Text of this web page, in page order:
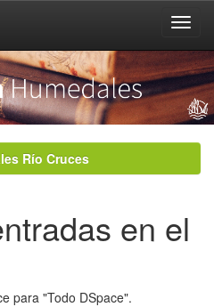
Río Cruces
en el
para "Todo DSpace".